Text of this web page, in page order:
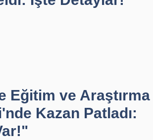
Eğitim ve Araştırma
Kazan Patladı: